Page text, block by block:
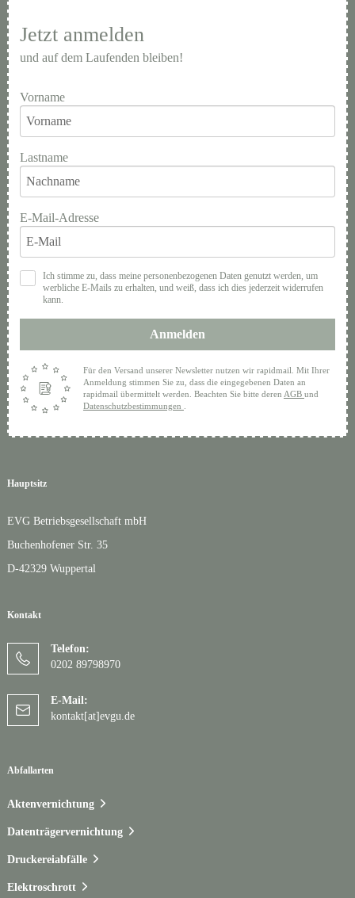
Hauptsitz
EVG Betriebsgesellschaft mbH
Buchenhofener Str. 35
D-42329 Wuppertal
Kontakt
Telefon:
0202 89798970
E-Mail:
kontakt[at]evgu.de
Abfallarten
Aktenvernichtung
Datenträgervernichtung
Druckereiabfälle
Elektroschrott
Jetzt anmelden
und auf dem Laufenden bleiben!
Vorname
Lastname
E-Mail-Adresse
Ich stimme zu, dass meine personenbezogenen Daten genutzt werden, um
werbliche E-Mails zu erhalten, und weiß, dass ich dies jederzeit widerrufen
kann.
Anmelden
Für den Versand unserer Newsletter nutzen wir rapidmail. Mit Ihrer
Anmeldung stimmen Sie zu, dass die eingegebenen Daten an
rapidmail übermittelt werden. Beachten Sie bitte deren AGB und
Datenschutzbestimmungen